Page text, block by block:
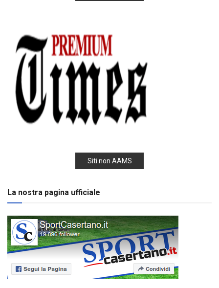
Siti non AAMS
La nostra pagina ufficiale